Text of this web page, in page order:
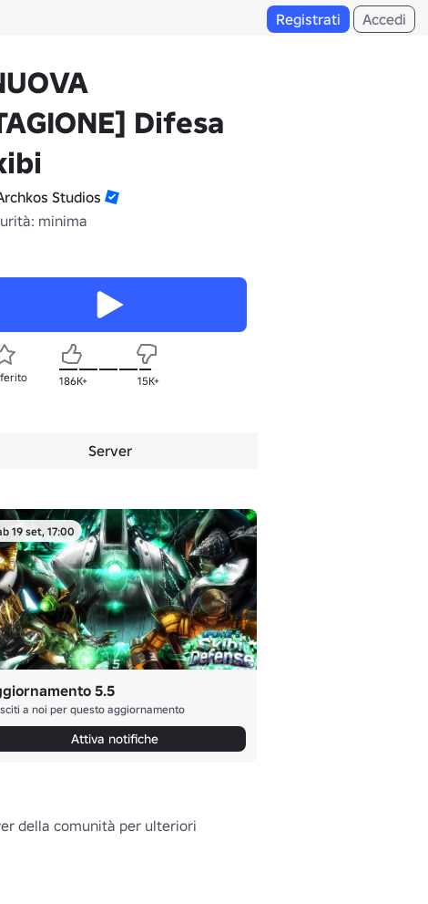
Registrati Accedi
Difesa
Studios
minima
186K+ 15K+
Server
19 set, 17:00
5.5
a noi per questo aggiornamento
Attiva notifiche
della comunità per ulteriori